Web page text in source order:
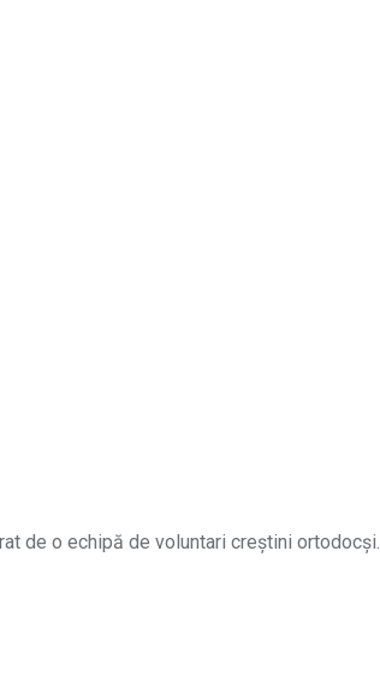
de o echipă de voluntari creștini ortodocși.